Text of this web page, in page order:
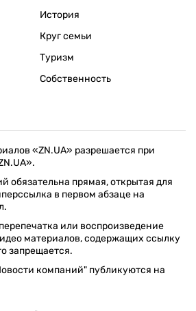
История
Круг семьи
Туризм
Собственность
«ZN.UA» разрешается при
обязательна прямая, открытая для
в первом абзаце на
или воспроизведение
материалов, содержащих ссылку
запрещается.
компаний" публикуются на